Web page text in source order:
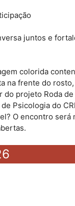
juntos e
colorida
na frente do
do projeto Roda
Psicologia do
O encontro